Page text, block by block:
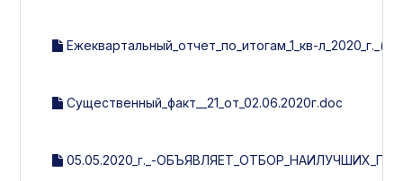
Ежеквартальный_отчет_по_итогам_1_кв-
Существенный_факт__21_от_02.06.2020г.doc
05.05.2020_г._-